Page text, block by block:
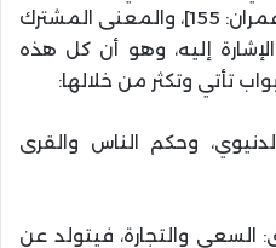
أَؤُنَبِّئُكُمْ بِخَيْرٍ مِنْ ذَلِكُمْ… ﴾ [آل عمران: 155]، والمعنى المشترك
إليه، وهو أن كل هذه
تأتي وتكثر من خلالها:
وحكم الناس والقرى
السعي والتجارة، فيتولد عن